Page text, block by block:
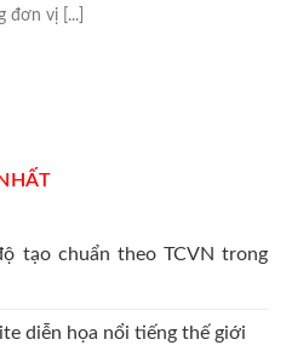
vị [...]
tạo chuẩn theo TCVN trong
diễn họa nổi tiếng thế giới